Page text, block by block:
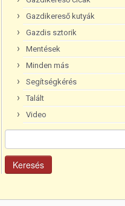
Gazdikereső kutyák
Gazdis sztorik
Mentések
Minden más
Segítségkérés
Talált
Video